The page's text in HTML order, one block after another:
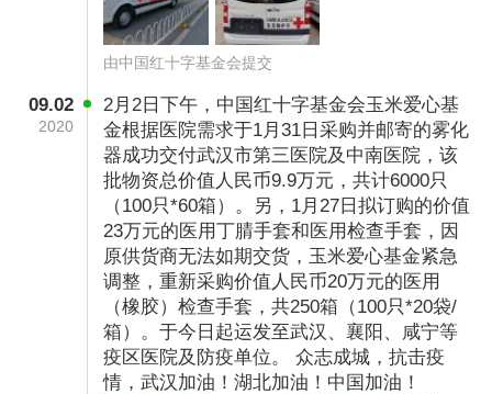
由中国红十字基金会提交
09.02
2020
2月2日下午，中国红十字基金会玉米爱心基
金根据医院需求于1月31日采购并邮寄的雾化
器成功交付武汉市第三医院及中南医院，该
批物资总价值人民币9.9万元，共计6000只
（100只*60箱）。另，1月27日拟订购的价值
23万元的医用丁腈手套和医用检查手套，因
原供货商无法如期交货，玉米爱心基金紧急
调整，重新采购价值人民币20万元的医用
（橡胶）检查手套，共250箱（100只*20袋/
箱）。于今日起运发至武汉、襄阳、咸宁等
疫区医院及防疫单位。 众志成城，抗击疫
情，武汉加油！湖北加油！中国加油！